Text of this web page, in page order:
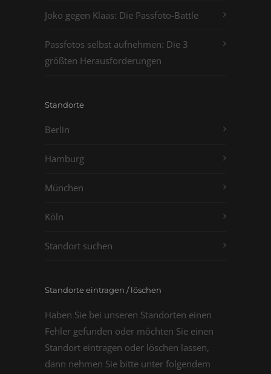
Joko gegen Klaas: Die Passfoto-Battle
Passfotos selbst aufnehmen: Die 3
größten Herausforderungen
Standorte
Berlin
Hamburg
München
Köln
Standort suchen
Standorte eintragen / löschen
Haben Sie bei unseren Standorten einen
Fehler gefunden oder möchten Sie einen
Standort eintragen oder löschen lassen,
dann nehmen Sie bitte unter folgendem